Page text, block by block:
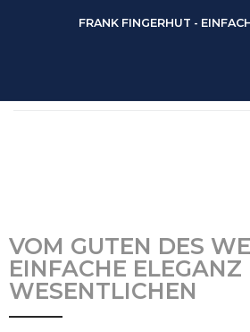
FRANK FINGERHUT -
VOM GUTEN DES
EINFACHE ELEGANZ
WESENTLICHEN